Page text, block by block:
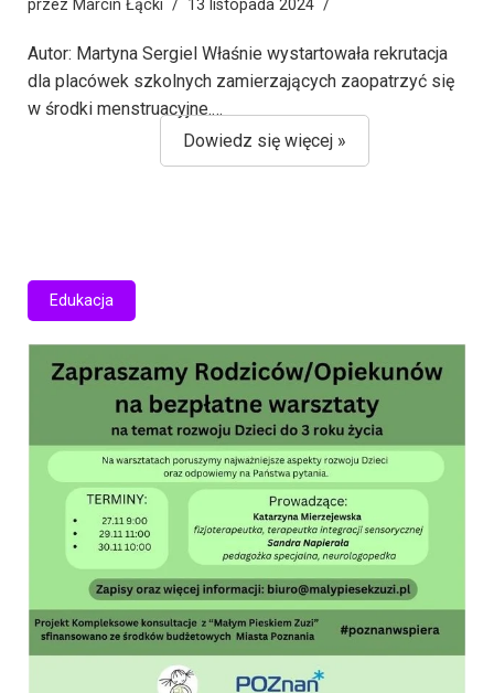
przez Marcin Łącki 13 listopada 2024
Autor: Martyna Sergiel Właśnie wystartowała rekrutacja
dla placówek szkolnych zamierzających zaopatrzyć się
w środki menstruacyjne.…
Dowiedz się więcej »
Edukacja